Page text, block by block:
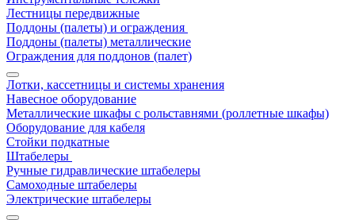
Лестницы передвижные
Поддоны (палеты) и ограждения
Поддоны (палеты) металлические
Ограждения для поддонов (палет)
Лотки, кассетницы и системы хранения
Навесное оборудование
Металлические шкафы с рольставнями (роллетные шкафы)
Оборудование для кабеля
Стойки подкатные
Штабелеры
Ручные гидравлические штабелеры
Самоходные штабелеры
Электрические штабелеры